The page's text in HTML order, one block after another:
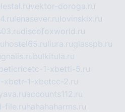
vektor-doroga.ru
lenasever.ru lovinskix.ru
discofoxworld.ru
hostel65.ru liura.ruglasspb.ru
gnalis.rubulkitula.ru
1-xbetti-5.ru
xbetr-1-xbetcc-2.ru
accounts112.ru
file.ru hahahaharms.ru